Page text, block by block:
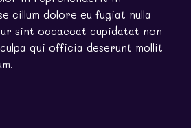
cillum dolore eu fugiat nulla
sint occaecat cupidatat non
qui officia deserunt mollit